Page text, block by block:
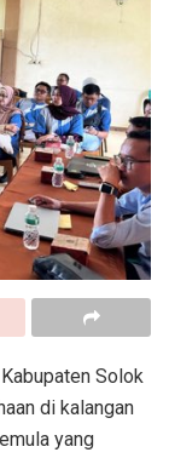
Solok
di kalangan
yang